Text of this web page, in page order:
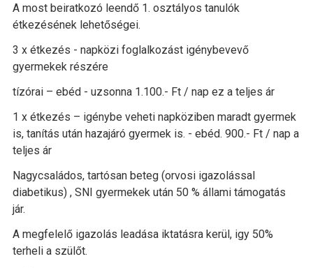
A most beiratkozó leendő 1. osztályos tanulók
étkezésének lehetőségei.
3 x étkezés - napközi foglalkozást igénybevevő
gyermekek részére
tízórai – ebéd - uzsonna 1.100.- Ft / nap ez a teljes ár
1 x étkezés – igénybe veheti napköziben maradt gyermek
is, tanítás után hazajáró gyermek is. - ebéd. 900.- Ft / nap a
teljes ár
Nagycsaládos, tartósan beteg (orvosi igazolással
diabetikus) , SNI gyermekek után 50 % állami támogatás
jár.
A megfelelő igazolás leadása iktatásra kerül, igy 50%
terheli a szülőt.